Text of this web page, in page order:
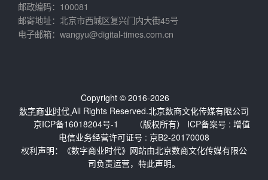
邮政编码：100081
邮寄地址：北京市西城区复兴门内大街45号
电子邮箱：wangyu@digital-times.com.cn
Copyright © 2016-2026
数字商业时代 All Rights Reserved.北京数商文化传媒有限公司
（版权所有） ICP备案号 :
京ICP备16018204号-1
增值
电信业务经营许可证号 : 京B2-20170008
权利声明：《数字商业时代》网站由北京数商文化传媒有限公
司负责运营，特此声明。